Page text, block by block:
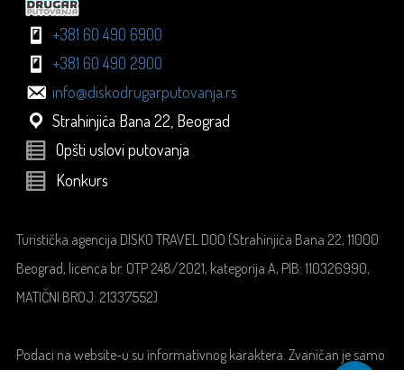
+381 60 490 6900
+381 60 490 2900
info@diskodrugarputovanja.rs
Strahinjića Bana 22, Beograd
Opšti uslovi putovanja
Konkurs
Turistička agencija DISKO TRAVEL DOO (Strahinjića Bana 22, 11000
Beograd, licenca br. OTP 248/2021, kategorija A, PIB: 110326990,
MATIČNI BROJ: 21337552)
Podaci na website-u su informativnog karaktera. Zvaničan je samo